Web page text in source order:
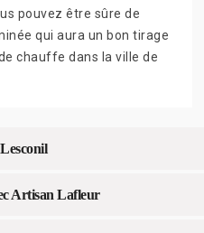
pouvez être sûre de
qui aura un bon tirage
chauffe dans la ville de
Artisan Lafleur